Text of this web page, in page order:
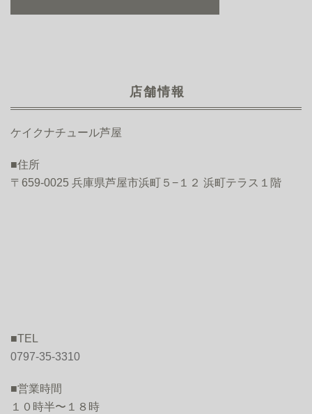
店舗情報
ケイクナチュール芦屋
■住所
〒659-0025 兵庫県芦屋市浜町５−１２ 浜町テラス１階
■TEL
0797-35-3310
■営業時間
１０時半〜１８時